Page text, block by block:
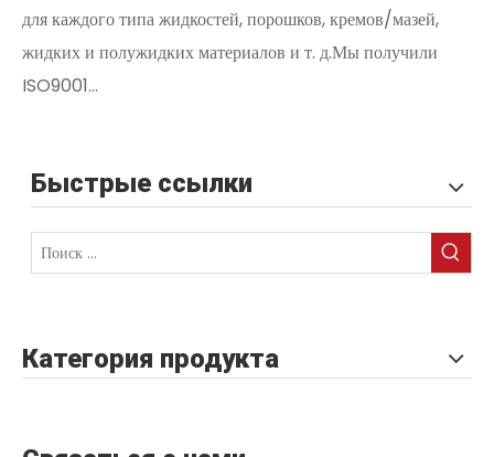
для каждого типа жидкостей, порошков, кремов/мазей,
жидких и полужидких материалов и т. д.Мы получили
ISO9001...
Быстрые ссылки
Категория продукта